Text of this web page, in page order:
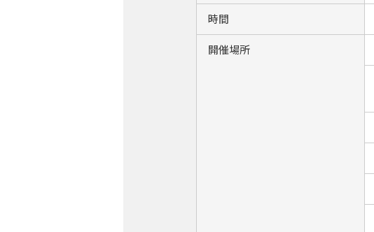
時間
開催場所